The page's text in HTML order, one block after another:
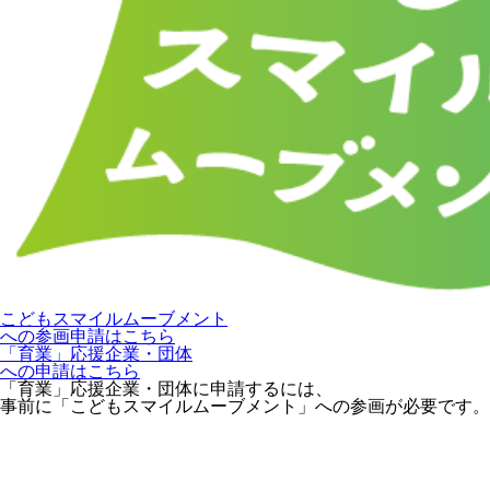
こどもスマイルムーブメント
への参画申請はこちら
「育業」応援企業・団体
への申請はこちら
「育業」応援企業・団体に申請するには、
事前に「こどもスマイルムーブメント」への参画が必要です。